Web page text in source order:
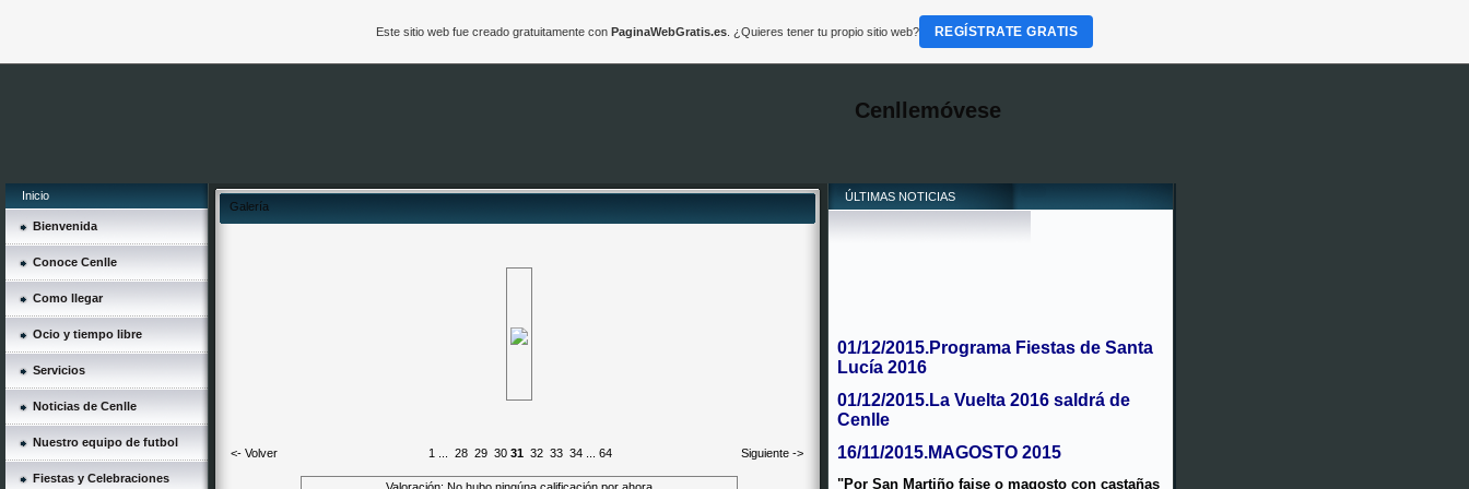
Cenllemóvese
Inicio
Bienvenida
Conoce Cenlle
Como llegar
Ocio y tiempo libre
Servicios
Noticias de Cenlle
Nuestro equipo de futbol
Fiestas y Celebraciones
Galería
<- Volver 1 28 29 30 31 32 33 34 64 Siguiente ->
ÚLTIMAS NOTICIAS
01/12/2015.Programa Fiestas de Santa
Lucía 2016
01/12/2015.La Vuelta 2016 saldrá de
Cenlle
16/11/2015.MAGOSTO 2015
"Por San Martiño faise o magosto con castañas
Este sitio web fue creado gratuitamente con PaginaWebGratis.es. ¿Quieres tener tu propio sitio web? REGÍSTRATE GRATIS